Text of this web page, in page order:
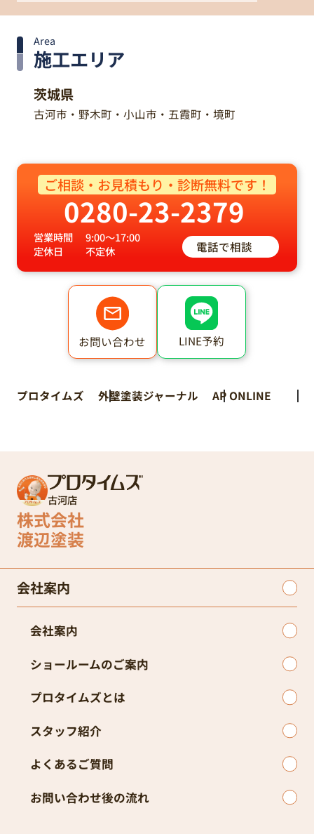
施工エリア
Area
茨城県
古河市・野木町・小山市・五霞町・境町
ご相談・お見積もり・診断無料です！
0280-23-2379
営業時間
9:00～17:00
定休日
不定休 電話で相談
お問い合わせ LINE予約
プロタイムズ 外壁塗装ジャーナル AP ONLINE
古河店
株式会社
渡辺塗装
会社案内
会社案内
ショールームのご案内
プロタイムズとは
スタッフ紹介
よくあるご質問
お問い合わせ後の流れ